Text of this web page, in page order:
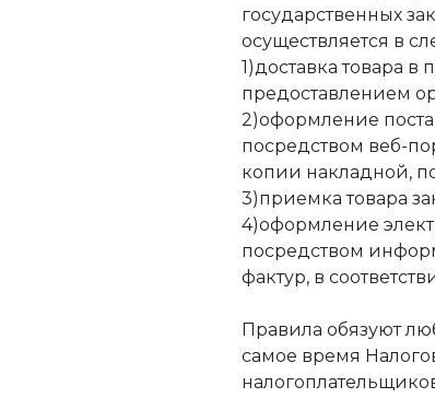
государственных
осуществляется в
1)доставка товара в
предоставлением
2)оформление
посредством веб-
копии накладной,
3)приемка товара
4)оформление
посредством
фактур, в
Правила обязуют
самое время